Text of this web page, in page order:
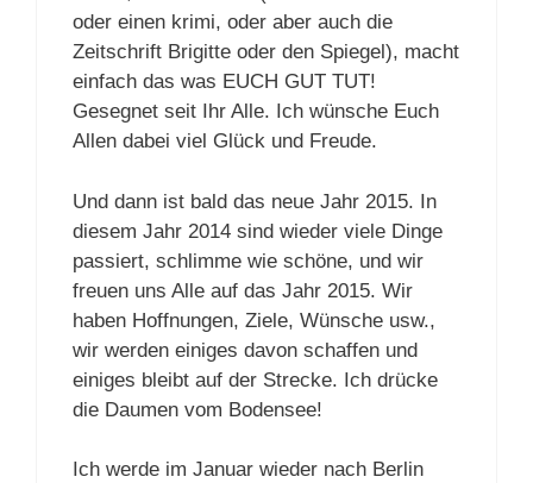
oder einen krimi, oder aber auch die
Zeitschrift Brigitte oder den Spiegel), macht
einfach das was EUCH GUT TUT!
Gesegnet seit Ihr Alle. Ich wünsche Euch
Allen dabei viel Glück und Freude.
Und dann ist bald das neue Jahr 2015. In
diesem Jahr 2014 sind wieder viele Dinge
passiert, schlimme wie schöne, und wir
freuen uns Alle auf das Jahr 2015. Wir
haben Hoffnungen, Ziele, Wünsche usw.,
wir werden einiges davon schaffen und
einiges bleibt auf der Strecke. Ich drücke
die Daumen vom Bodensee!
Ich werde im Januar wieder nach Berlin